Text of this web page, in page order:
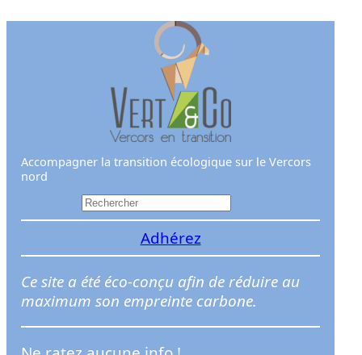
Accompagner la transition écologique sur le Vercors
nord
e
h
e
r
Adhérez
Ce site a été éco-conçu afin de réduire au
maximum son empreinte carbone.